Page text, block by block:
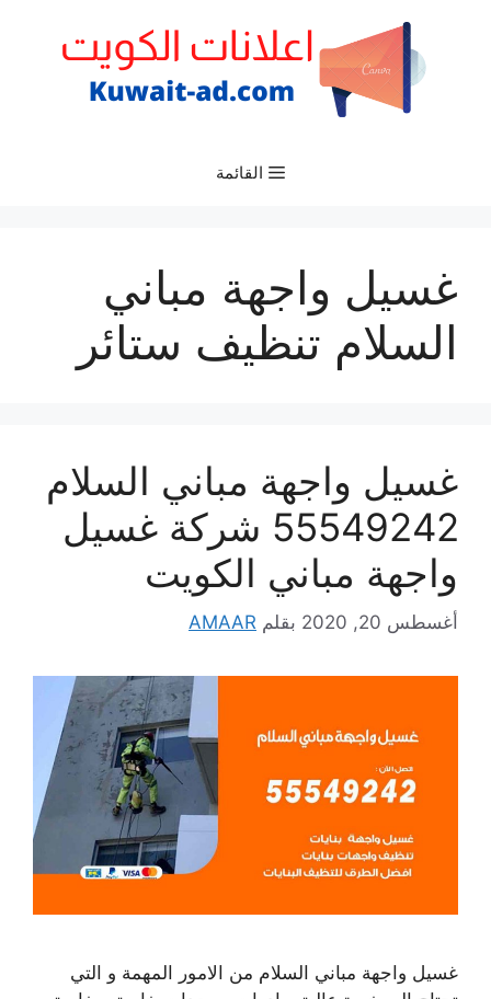
القائمة
غسيل واجهة مباني
السلام تنظيف ستائر
غسيل واجهة مباني السلام
55549242 شركة غسيل
واجهة مباني الكويت
أغسطس 20, 2020 بقلم AMAAR
غسيل واجهة مباني السلام من الامور المهمة و التي